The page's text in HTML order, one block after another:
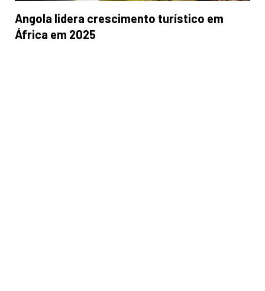
Angola lidera crescimento turístico em
África em 2025